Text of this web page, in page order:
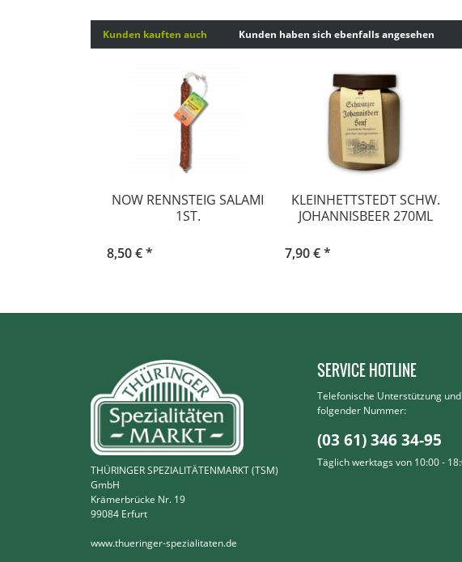
Kunden kauften auch Kunden haben sich ebenfalls angesehen
NOW RENNSTEIG SALAMI
1ST.
8,50 € *
KLEINHETTSTEDT SCHW.
JOHANNISBEER 270ML
7,90 € *
THÜRINGER SPEZIALITÄTENMARKT (TSM)
GmbH
Krämerbrücke Nr. 19
99084 Erfurt
www.thueringer-spezialitaten.de
SERVICE HOTLINE
Telefonische Unterstützung
folgender Nummer:
(03 61) 346 34-95
Täglich werktags von 10:00 -